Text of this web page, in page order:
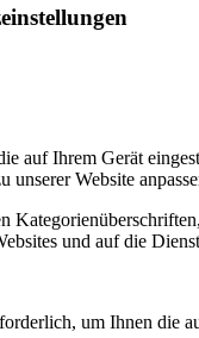
auf Ihrem Gerät
unserer Website
und auf die
um Ihnen die